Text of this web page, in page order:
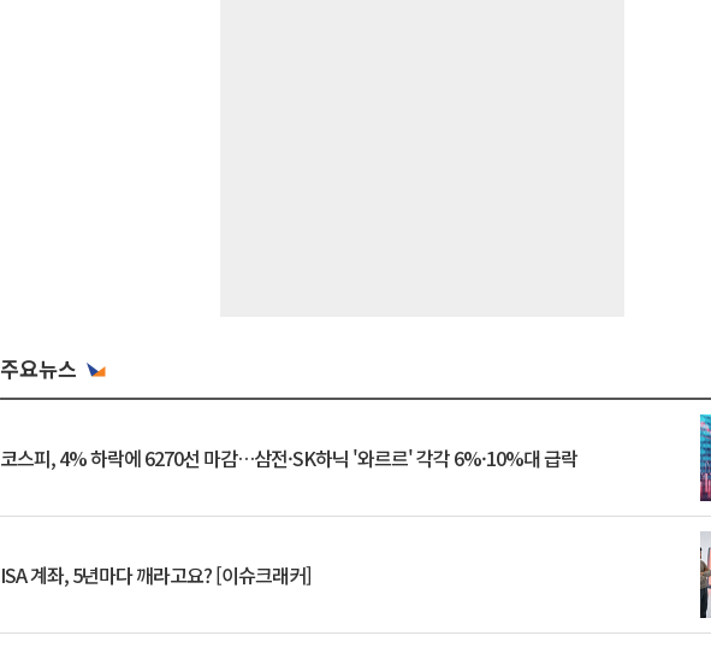
주요뉴스
코스피, 4% 하락에 6270선 마감…삼전·SK하닉 '와르르' 각각 6%·10%대 급락
ISA 계좌, 5년마다 깨라고요? [이슈크래커]